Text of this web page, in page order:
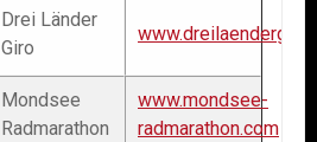
Drei Länder
Giro
Mondsee
Radmarathon
www.mondsee-
radmarathon.com